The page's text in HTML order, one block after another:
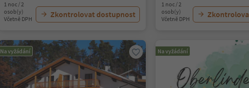
1 noc / 2
osob(y)
Včetně DPH
Zkontrolovat dostupnost
1 noc / 2
osob(y)
Včetně DPH
Na vyžádání Na vyžádání